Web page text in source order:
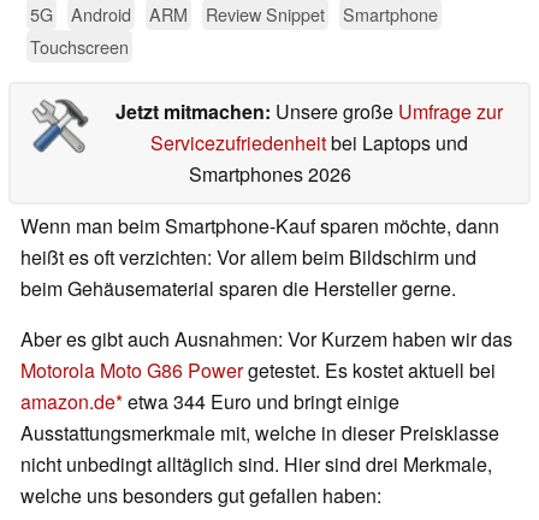
5G Android ARM Review Snippet
Smartphone
Touchscreen
Jetzt mitmachen: Unsere große Umfrage zur
Servicezufriedenheitbei Laptops und
Smartphones 2026
Wenn man beim Smartphone-Kauf sparen möchte, dann
heißt es oft verzichten: Vor allem beim Bildschirm und
beim Gehäusematerial sparen die Hersteller gerne.
Aber es gibt auch Ausnahmen: Vor Kurzem haben wir das
Motorola Moto G86 Powergetestet. Es kostet aktuell bei
amazon.de etwa 344 Euro und bringt einige
Ausstattungsmerkmale mit, welche in dieser Preisklasse
nicht unbedingt alltäglich sind. Hier sind drei Merkmale,
welche uns besonders gut gefallen haben: